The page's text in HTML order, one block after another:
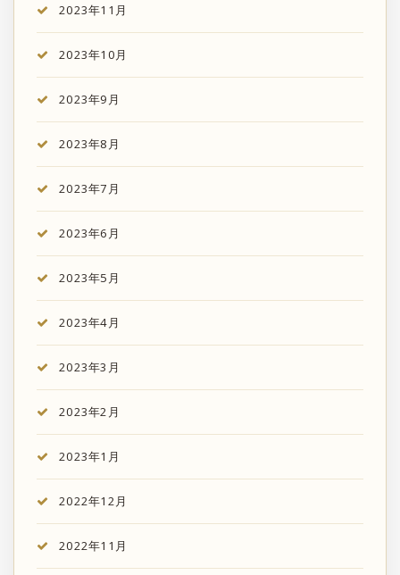
2023年11月
2023年10月
2023年9月
2023年8月
2023年7月
2023年6月
2023年5月
2023年4月
2023年3月
2023年2月
2023年1月
2022年12月
2022年11月